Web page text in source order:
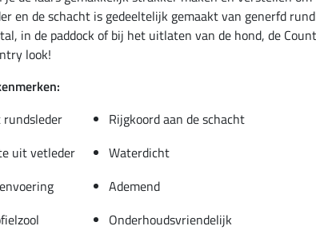
en de schacht is gedeeltelijk gemaakt van generfd
in de paddock of bij het uitlaten van de hond, de
look!
Rijgkoord aan de schacht
uit vetleder
Waterdicht
Ademend
Onderhoudsvriendelijk